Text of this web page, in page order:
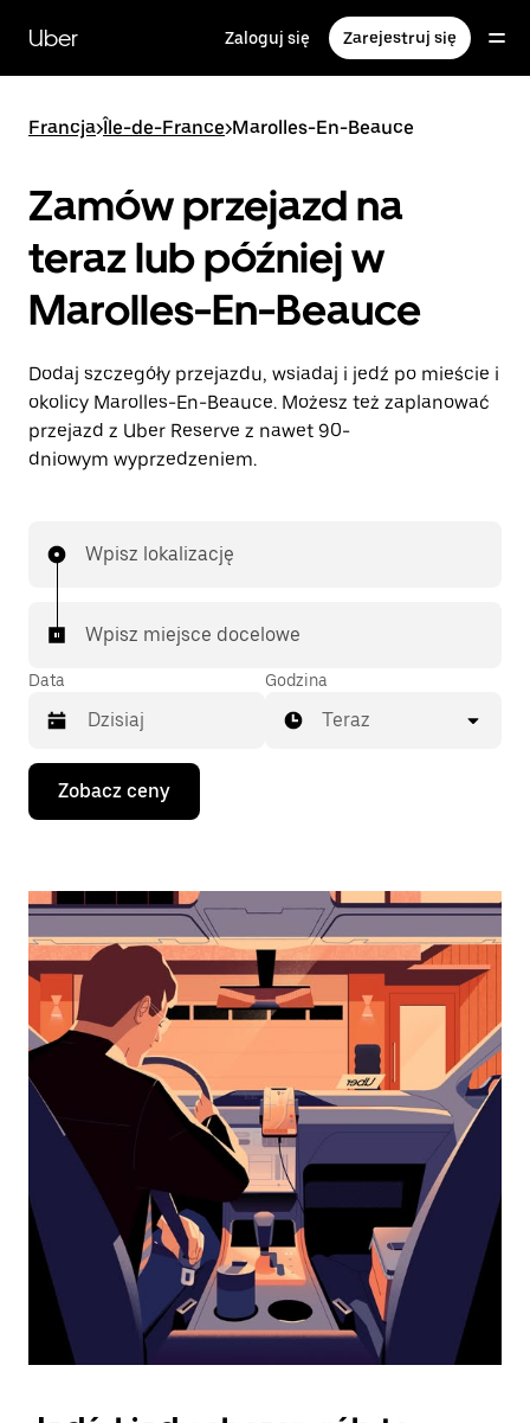
głównej
zawartości
Uber Zaloguj się Zarejestruj się
Francja>Île-de-France>Marolles-En-Beauce
Zamów przejazd na
teraz lub później w
Marolles-En-Beauce
Dodaj szczegóły przejazdu, wsiadaj i jedź po mieście i
okolicy Marolles-En-Beauce. Możesz też zaplanować
przejazd z Uber Reserve z nawet 90-
dniowym wyprzedzeniem.
Wpisz lokalizację
Wpisz miejsce docelowe
Data
Naciśnij
klawisz
strzałki
do
i wybrać
datę.
Naciśnij
klawisz
„Escape”,
aby
zamknąć
kalendarz.
Godzina
Teraz
Zobacz ceny